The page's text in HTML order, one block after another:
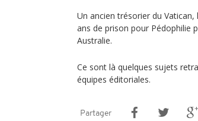
Un ancien trésorier du
ans de prison pour Pédophilie
Australie.
Ce sont là quelques sujets
équipes éditoriales.
Partager